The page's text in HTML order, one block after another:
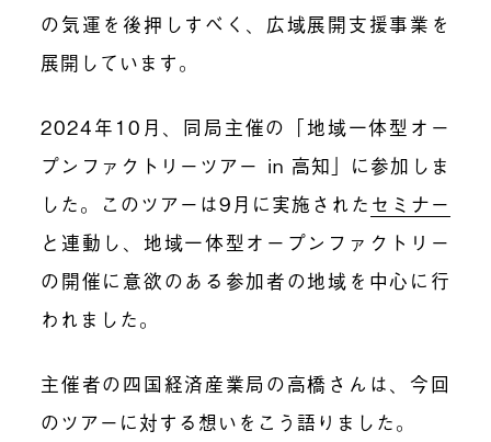
の気運を後押しすべく、広域展開支援事業を
展開しています。
2024年10月、同局主催の「地域一体型オー
プンファクトリーツアー in 高知」に参加しま
した。このツアーは9月に実施された セミナー
と連動し、地域一体型オープンファクトリー
の開催に意欲のある参加者の地域を中心に行
われました。
主催者の四国経済産業局の高橋さんは、今回
のツアーに対する想いをこう語りました。